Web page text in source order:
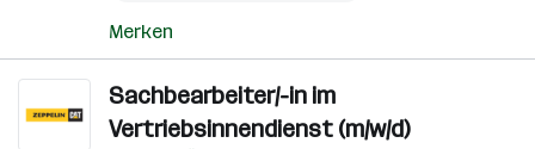
Merken
Sachbearbeiter/-in im
Vertriebsinnendienst (m/w/d)